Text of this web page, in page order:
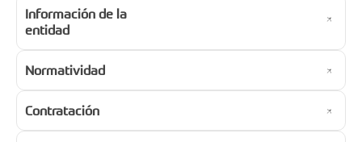
Información de la
entidad
Normatividad
Contratación